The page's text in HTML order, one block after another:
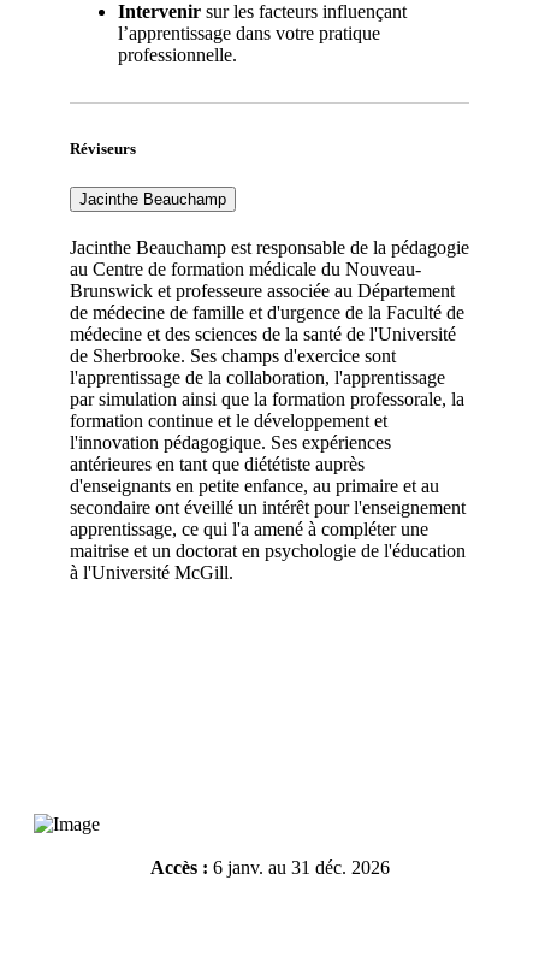
Intervenir sur les facteurs influençant
l’apprentissage dans votre pratique
professionnelle.
Réviseurs
Jacinthe Beauchamp
Jacinthe Beauchamp est responsable de la pédagogie
au Centre de formation médicale du Nouveau-
Brunswick et professeure associée au Département
de médecine de famille et d'urgence de la Faculté de
médecine et des sciences de la santé de l'Université
de Sherbrooke. Ses champs d'exercice sont
l'apprentissage de la collaboration, l'apprentissage
par simulation ainsi que la formation professorale, la
formation continue et le développement et
l'innovation pédagogique. Ses expériences
antérieures en tant que diététiste auprès
d'enseignants en petite enfance, au primaire et au
secondaire ont éveillé un intérêt pour l'enseignement
apprentissage, ce qui l'a amené à compléter une
maitrise et un doctorat en psychologie de l'éducation
à l'Université McGill.
Accès : 6 janv. au 31 déc. 2026